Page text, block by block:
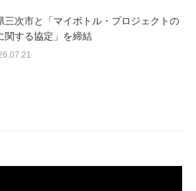
三次市と「マイボトル・プロジェクトの
関する協定」を締結